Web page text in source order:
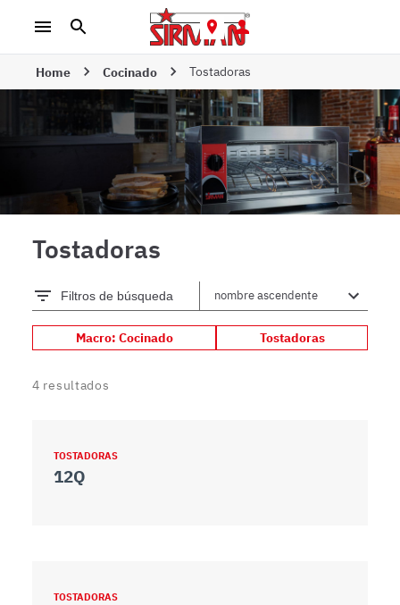
Home Cocinado Tostadoras
Tostadoras
Filtros de búsqueda
Macro: Cocinado Tostadoras
4 resultados
TOSTADORAS
12Q
TOSTADORAS